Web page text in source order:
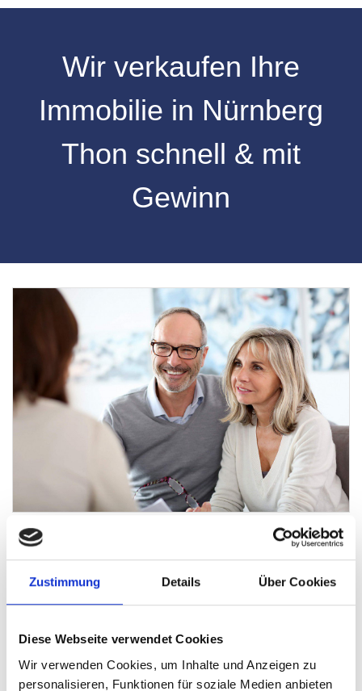
Zustimmung Details Über Cookies
Diese Webseite verwendet Cookies
Wir verwenden Cookies, um Inhalte und Anzeigen zu
personalisieren, Funktionen für soziale Medien anbieten
Wir verkaufen Ihre
Immobilie in Nürnberg
Thon schnell & mit
Gewinn
Makler-Service von A bis Z - individuell
& transparent
Wir möchten, dass Sie Ihre Immobilie im Stadtteil Thon
als professionelles Maklerbüro in Nürnberg Thon mit
Immobilienmakler, der für uns tätig ist, ist